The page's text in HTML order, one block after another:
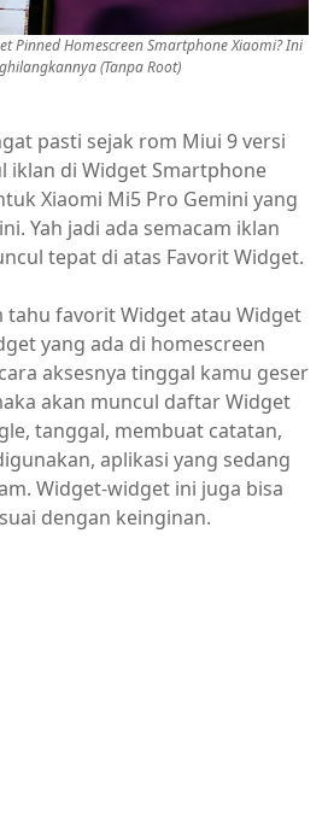
Pinned Homescreen Smartphone Xiaomi? Ini
(Tanpa Root)
pasti sejak rom Miui 9 versi
iklan di Widget Smartphone
Xiaomi Mi5 Pro Gemini yang
Yah jadi ada semacam iklan
tepat di atas Favorit Widget.
tahu favorit Widget atau Widget
yang ada di homescreen
aksesnya tinggal kamu geser
akan muncul daftar Widget
tanggal, membuat catatan,
aplikasi yang sedang
Widget-widget ini juga bisa
dengan keinginan.